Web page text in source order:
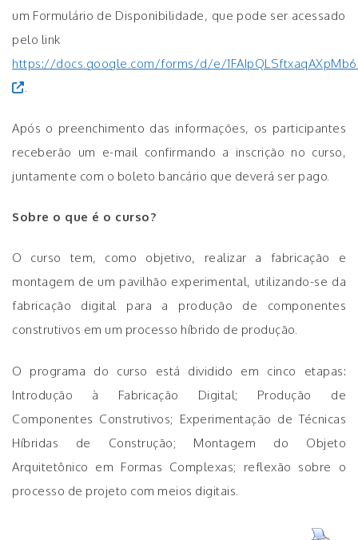
um Formulário de Disponibilidade, que pode ser acessado
pelo link
https://docs.google.com/forms/d/e/
Após o preenchimento das informações, os participantes
receberão um e-mail confirmando a inscrição no curso,
juntamente com o boleto bancário que deverá ser pago.
Sobre o que é o curso?
O curso tem, como objetivo, realizar a fabricação e
montagem de um pavilhão experimental, utilizando-se da
fabricação digital para a produção de componentes
construtivos em um processo híbrido de produção.
O programa do curso está dividido em cinco etapas:
Introdução à Fabricação Digital; Produção de
Componentes Construtivos; Experimentação de Técnicas
Híbridas de Construção; Montagem do Objeto
Arquitetônico em Formas Complexas; reflexão sobre o
processo de projeto com meios digitais.